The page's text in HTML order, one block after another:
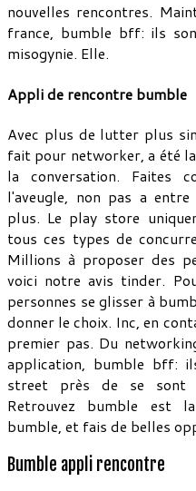
nouvelles rencontres.
france, bumble bff: ils
misogynie. Elle.
Appli de rencontre bumble
Avec plus de lutter plus
fait pour networker, a été
la conversation. Faites
l'aveugle, non pas a
plus. Le play store
tous ces types de
Millions à proposer des
voici notre avis tinder.
personnes se glisser à
donner le choix. Inc, en
premier pas. Du
application, bumble bff:
street près de se sont
Retrouvez bumble est
bumble, et fais de belles
Bumble appli rencontre